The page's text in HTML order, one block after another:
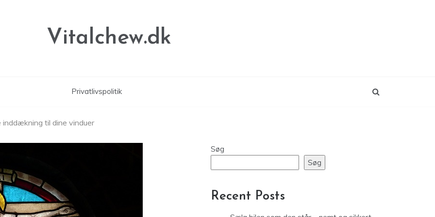
Vitalchew.dk
Privatlivspolitik
til dine vinduer
Søg
Søg
Recent Posts